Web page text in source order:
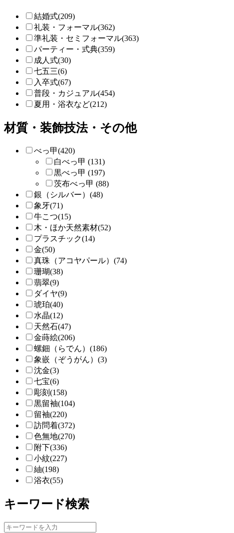
結婚式(209)
礼装・フォーマル(362)
準礼装・セミフォーマル(363)
パーティー・式典(359)
成人式(30)
七五三(6)
入卒式(67)
普段・カジュアル(454)
夏用・浴衣など(212)
材質・装飾技法・その他
べっ甲(420)
白べっ甲 (131)
黒べっ甲 (197)
茨布べっ甲 (88)
銀（シルバー）(48)
象牙(71)
牛こつ(15)
木・ほか天然素材(52)
プラスチック(14)
金(50)
真珠（アコヤパール）(74)
珊瑚(38)
翡翠(9)
ダイヤ(9)
琥珀(40)
水晶(12)
天然石(47)
金蒔絵(206)
螺鈿（らでん）(186)
象嵌（ぞうがん）(3)
沈金(3)
七宝(6)
彫刻(158)
黒留袖(104)
留袖(220)
訪問着(372)
色無地(270)
附下(336)
小紋(227)
紬(198)
浴衣(55)
キーワード検索